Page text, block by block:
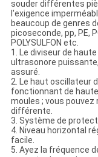
souder différentes
l'exigence
beaucoup de genres
picoseconde, pp, PE,
POLYSULFON etc.
1. Le diviseur de
ultrasonore
assuré.
2. Le haut oscillateur
fonctionnant de
moules ; vous pouvez
différente.
3. Système de
4. Niveau horizontal
facile.
5. Ayez la fréquence